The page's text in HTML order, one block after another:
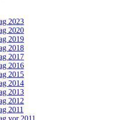
2023
2020
2019
2018
2017
2016
2015
2014
2013
2012
2011